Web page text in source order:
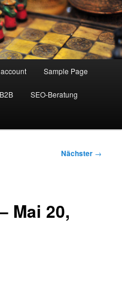
Sample Page
SEO-Beratung
Nächster →
Mai 20,